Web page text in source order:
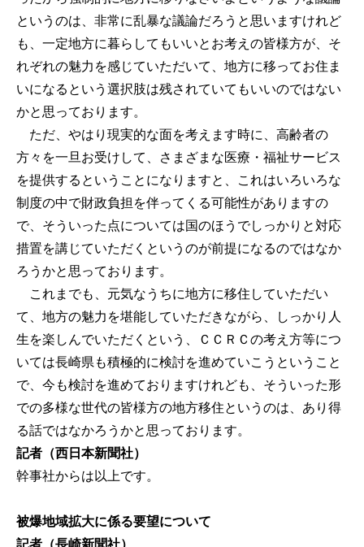
というのは、非常に乱暴な議論だろうと思いますけれど
も、一定地方に暮らしてもいいとお考えの皆様方が、そ
れぞれの魅力を感じていただいて、地方に移ってお住ま
いになるという選択肢は残されていてもいいのではない
かと思っております。
ただ、やはり現実的な面を考えます時に、高齢者の
方々を一旦お受けして、さまざまな医療・福祉サービス
を提供するということになりますと、これはいろいろな
制度の中で財政負担を伴ってくる可能性がありますの
で、そういった点については国のほうでしっかりと対応
措置を講じていただくというのが前提になるのではなか
ろうかと思っております。
これまでも、元気なうちに地方に移住していただい
て、地方の魅力を堪能していただきながら、しっかり人
生を楽しんでいただくという、ＣＣＲＣの考え方等につ
いては長崎県も積極的に検討を進めていこうということ
で、今も検討を進めておりますけれども、そういった形
での多様な世代の皆様方の地方移住というのは、あり得
る話ではなかろうかと思っております。
記者（西日本新聞社）
幹事社からは以上です。
被爆地域拡大に係る要望について